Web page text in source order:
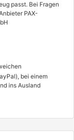
passt. Bei Fragen
PAX-
bei einem
ins Ausland